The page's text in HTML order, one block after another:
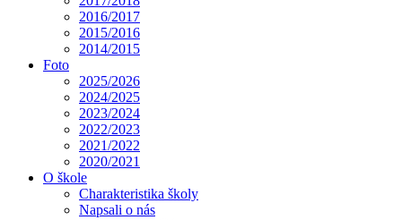
2016/2017
2015/2016
2014/2015
Foto
2025/2026
2024/2025
2023/2024
2022/2023
2021/2022
2020/2021
O škole
Charakteristika školy
Napsali o nás